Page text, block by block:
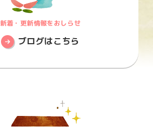
新着・更新情報をおしらせ
ブログはこちら